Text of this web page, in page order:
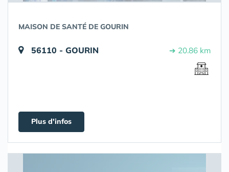
MAISON DE SANTÉ DE GOURIN
56110 - GOURIN ➔ 20.86 km
Plus d'infos